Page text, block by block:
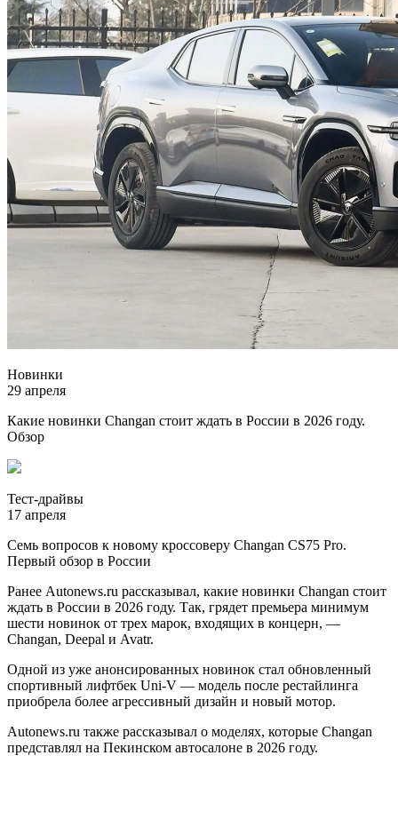
Новинки
29 апреля
Какие новинки Changan стоит ждать в России в 2026 году.
Обзор
Тест-драйвы
17 апреля
Семь вопросов к новому кроссоверу Changan CS75 Pro.
Первый обзор в России
Ранее Autonews.ru рассказывал, какие новинки Changan стоит
ждать в России в 2026 году. Так, грядет премьера минимум
шести новинок от трех марок, входящих в концерн, —
Changan, Deepal и Avatr.
Одной из уже анонсированных новинок стал обновленный
спортивный лифтбек Uni-V — модель после рестайлинга
приобрела более агрессивный дизайн и новый мотор.
Autonews.ru также рассказывал о моделях, которые Changan
представлял на Пекинском автосалоне в 2026 году.